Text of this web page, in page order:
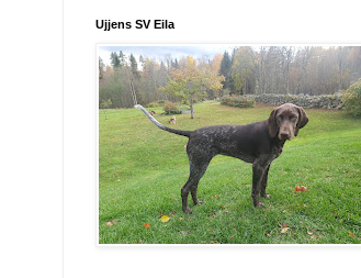
Ujjens SV Eila